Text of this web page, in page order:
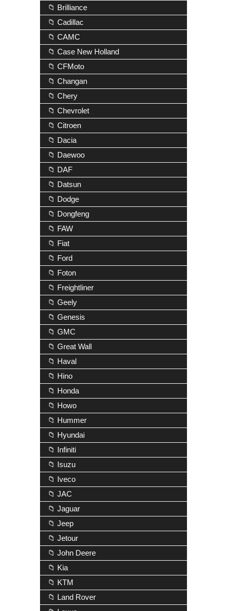
📁 Brilliance
📁 Cadillac
📁 CAMC
📁 Case New Holland
📁 CFMoto
📁 Changan
📁 Chery
📁 Chevrolet
📁 Citroen
📁 Dacia
📁 Daewoo
📁 DAF
📁 Datsun
📁 Dodge
📁 Dongfeng
📁 FAW
📁 Fiat
📁 Ford
📁 Foton
📁 Freightliner
📁 Geely
📁 Genesis
📁 GMC
📁 Great Wall
📁 Haval
📁 Hino
📁 Honda
📁 Howo
📁 Hummer
📁 Hyundai
📁 Infiniti
📁 Isuzu
📁 Iveco
📁 JAC
📁 Jaguar
📁 Jeep
📁 Jetour
📁 John Deere
📁 Kia
📁 KTM
📁 Land Rover